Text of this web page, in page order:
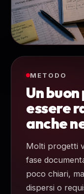
METODO
Un
essere
anche
Molti progetti
fase
poco chiari,
dispersi o